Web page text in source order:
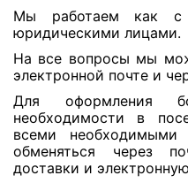
Мы работаем как
юридическими лицами.
На все вопросы мы
электронной почте и
Для оформления
необходимости в
всеми
обменяться через
доставки и